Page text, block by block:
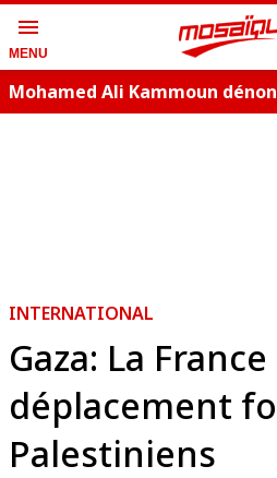
menu
MENU
Mohamed Ali Kammoun
INTERNATIONAL
Gaza: La
déplacement
Palestiniens